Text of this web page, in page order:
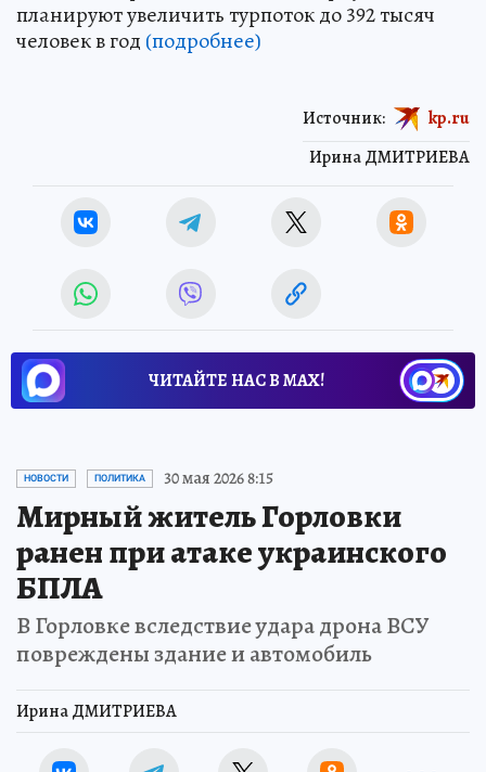
планируют увеличить турпоток до 392 тысяч
человек в год (подробнее)
Ирина ДМИТРИЕВА
Источник: kp.ru
ЧИТАЙТЕ НАС В МАХ!
НОВОСТИ ПОЛИТИКА 30 мая 2026 8:15
Мирный житель Горловки
ранен при атаке украинского
БПЛА
В Горловке вследствие удара дрона ВСУ
повреждены здание и автомобиль
Ирина ДМИТРИЕВА